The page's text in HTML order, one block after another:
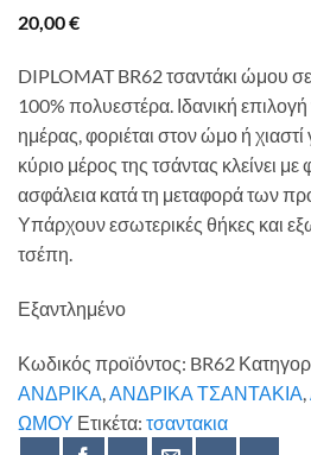
20,00€
DIPLOMAT BR62 τσαντάκι ώμου
100% πολυεστέρα. Ιδανική επιλογή
ημέρας, φοριέται στον ώμο ή
κύριο μέρος της τσάντας κλείνει
ασφάλεια κατά τη μεταφορά των
Υπάρχουν εσωτερικές θήκες και
τσέπη.
Εξαντλημένο
Κωδικός προϊόντος: BR62
ΑΝΔΡΙΚΑ,ΑΝΔΡΙΚΑ ΤΣΑΝΤΑΚΙΑ,
ΩΜΟΥ Ετικέτα: τσαντακια